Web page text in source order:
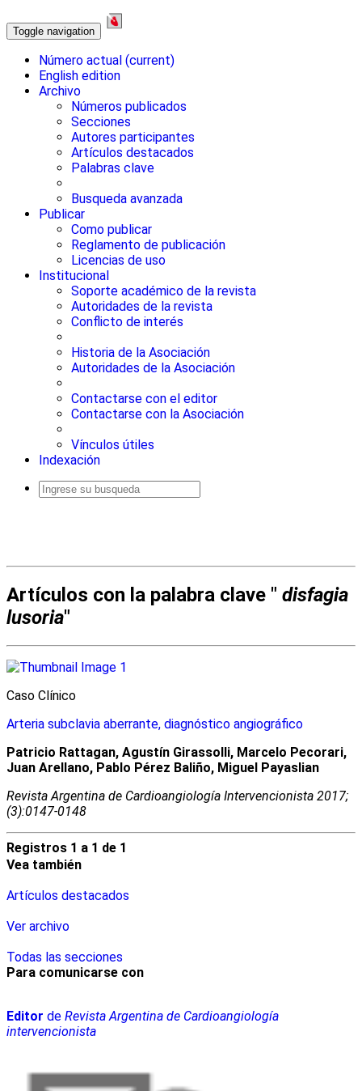
Toggle navigation
Número actual (current)
English edition
Archivo
Números publicados
Secciones
Autores participantes
Artículos destacados
Palabras clave
Busqueda avanzada
Publicar
Como publicar
Reglamento de publicación
Licencias de uso
Institucional
Soporte académico de la revista
Autoridades de la revista
Conflicto de interés
Historia de la Asociación
Autoridades de la Asociación
Contactarse con el editor
Contactarse con la Asociación
Vínculos útiles
Indexación
Artículos con la palabra clave " disfagia
lusoria"
Caso Clínico
Arteria subclavia aberrante, diagnóstico angiográfico
Patricio Rattagan, Agustín Girassolli, Marcelo Pecorari,
Juan Arellano, Pablo Pérez Baliño, Miguel Payaslian
Revista Argentina de Cardioangiologí­a Intervencionista 2017;
(3):0147-0148
Registros 1 a 1 de 1
Vea también
Artículos destacados
Ver archivo
Todas las secciones
Para comunicarse con
Editor de Revista Argentina de Cardioangiología
intervencionista